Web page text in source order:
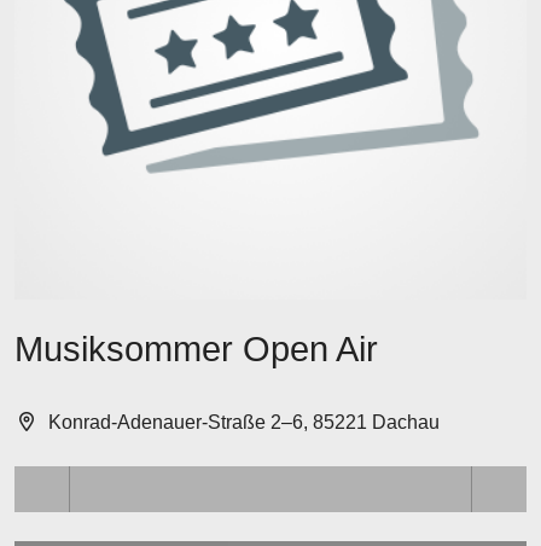
Musiksommer Open Air
Konrad-Adenauer-Straße 2–6, 85221 Dachau